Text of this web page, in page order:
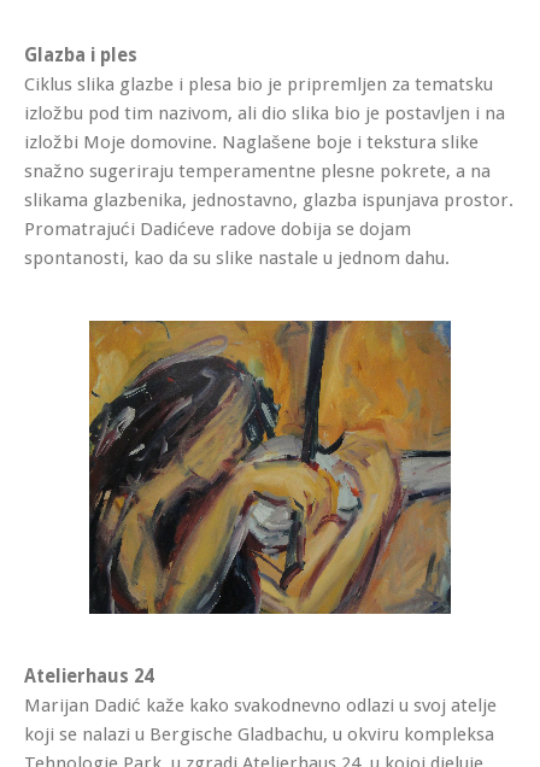
Glazba i ples
Ciklus slika glazbe i plesa bio je pripremljen za tematsku
izložbu pod tim nazivom, ali dio slika bio je postavljen i na
izložbi Moje domovine. Naglašene boje i tekstura slike
snažno sugeriraju temperamentne plesne pokrete, a na
slikama glazbenika, jednostavno, glazba ispunjava prostor.
Promatrajući Dadićeve radove dobija se dojam
spontanosti, kao da su slike nastale u jednom dahu.
Atelierhaus 24
Marijan Dadić kaže kako svakodnevno odlazi u svoj atelje
koji se nalazi u Bergische Gladbachu, u okviru kompleksa